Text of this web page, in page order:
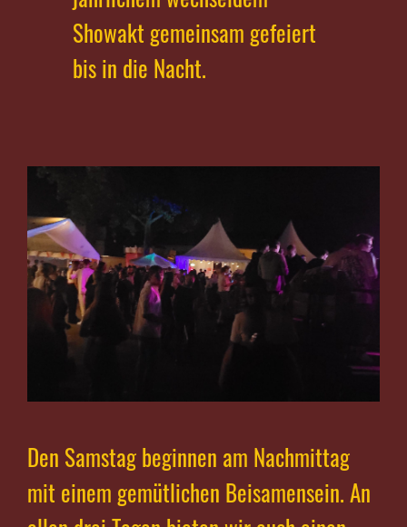
Showakt gemeinsam gefeiert
bis in die Nacht.
Den Samstag beginnen am Nachmittag
mit einem gemütlichen Beisamensein. An